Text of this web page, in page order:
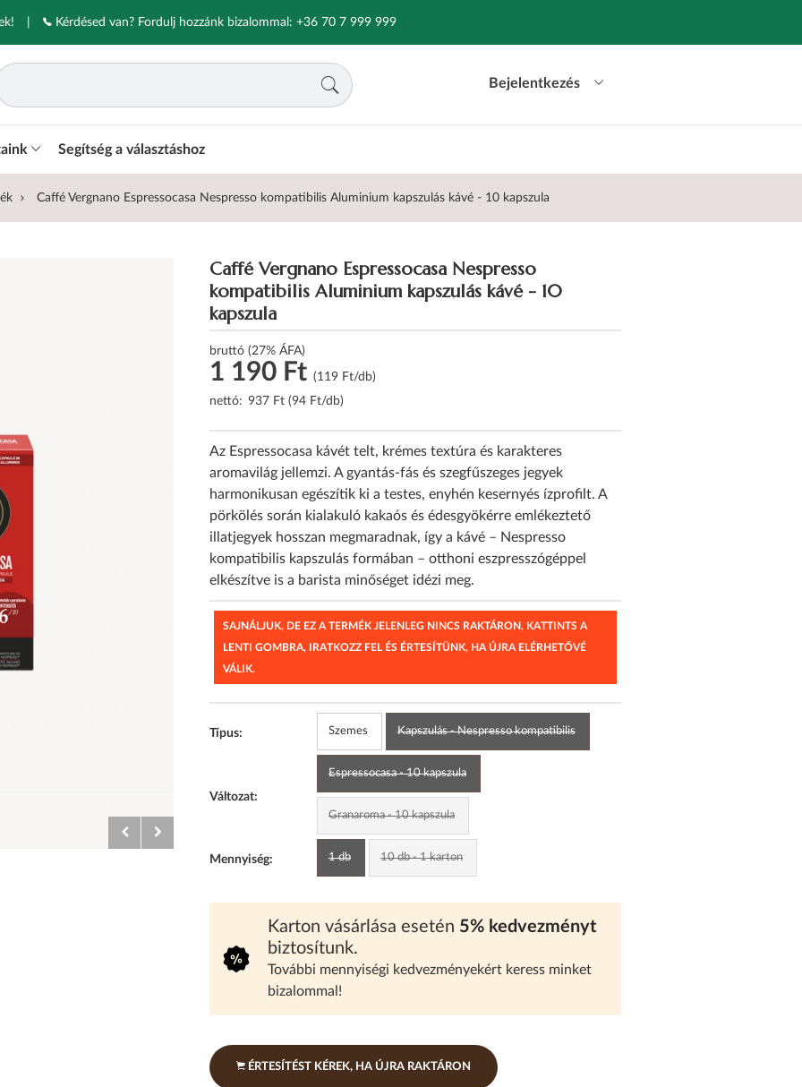
Kérdésed van? Fordulj hozzánk bizalommal: +36 70 7 999 999
Bejelentkezés
Segítség a választáshoz
Caffé Vergnano Espressocasa Nespresso kompatibilis Aluminium kapszulás kávé - 10 kapszula
Caffé Vergnano Espressocasa Nespresso
kompatibilis Aluminium kapszulás kávé - 10
kapszula
bruttó (27% ÁFA)
1 190 Ft (119 Ft/db)
nettó: 937 Ft (94 Ft/db)
Az Espressocasa kávét telt, krémes textúra és karakteres
aromavilág jellemzi. A gyantás-fás és szegfűszeges jegyek
harmonikusan egészítik ki a testes, enyhén kesernyés ízprofilt. A
pörkölés során kialakuló kakaós és édesgyökérre emlékeztető
illatjegyek hosszan megmaradnak, így a kávé – Nespresso
kompatibilis kapszulás formában – otthoni eszpresszógéppel
elkészítve is a barista minőséget idézi meg.
SAJNÁLJUK, DE EZ A TERMÉK JELENLEG NINCS RAKTÁRON, KATTINTS A
LENTI GOMBRA, IRATKOZZ FEL ÉS ÉRTESÍTÜNK, HA ÚJRA ELÉRHETŐVÉ
VÁLIK.
Típus: Szemes Kapszulás - Nespresso kompatibilis
Változat:
Espressocasa - 10 kapszula
Granaroma - 10 kapszula
Mennyiség: 1 db 10 db - 1 karton
Karton vásárlása esetén 5% kedvezményt
biztosítunk.
További mennyiségi kedvezményekért keress minket
bizalommal!
ÉRTESÍTÉST KÉREK, HA ÚJRA RAKTÁRON